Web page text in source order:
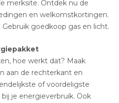
merksite. Ontdek nu de
en welkomstkortingen.
goedkoop gas en licht.
hoe werkt dat? Maak
aan de rechterkant en
of voordeligste
je energieverbruik. Ook